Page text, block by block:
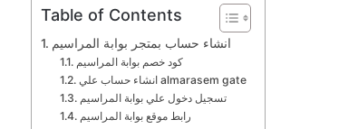
Table of Contents
انشاء حساب بمتجر بوابة المراسيم
كود خصم بوابة المراسيم
انشاء حساب علي almarasem gate
تسجيل دخول علي بوابة المراسيم
رابط موقع بوابة المراسيم